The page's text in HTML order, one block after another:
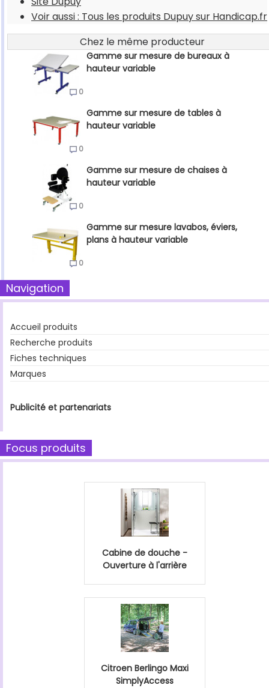
Voir aussi : Tous les produits Dupuy sur Handicap.fr
Chez le même producteur
Gamme sur mesure de bureaux à
hauteur variable
0
Gamme sur mesure de tables à
hauteur variable
0
Gamme sur mesure de chaises à
hauteur variable
0
Gamme sur mesure lavabos, éviers,
plans à hauteur variable
0
Navigation
Accueil produits
Recherche produits
Fiches techniques
Marques
Publicité et partenariats
Focus produits
Cabine de douche -
Ouverture à l'arrière
Citroen Berlingo Maxi
SimplyAccess